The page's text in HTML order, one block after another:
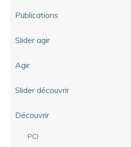
Publications
Slider agir
Agir
Slider découvrir
Découvrir
PCI